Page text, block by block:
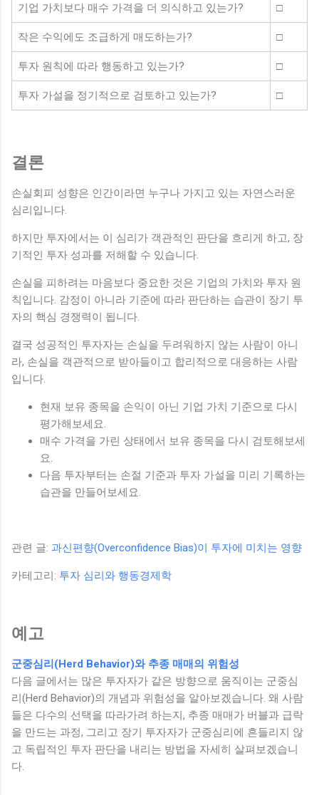
기업 가치보다 매수 가격을 더 의식하고 있는가? □
작은 수익에도 조급하게 매도하는가? □
투자 원칙에 따라 행동하고 있는가? □
투자 가설을 정기적으로 검토하고 있는가? □
결론
손실회피 성향은 인간이라면 누구나 가지고 있는 자연스러운
심리입니다.
하지만 투자에서는 이 심리가 객관적인 판단을 흐리게 하고, 장
기적인 투자 성과를 저해할 수 있습니다.
손실을 피하려는 마음보다 중요한 것은 기업의 가치와 투자 원
칙입니다. 감정이 아니라 기준에 따라 판단하는 습관이 장기 투
자의 핵심 경쟁력이 됩니다.
결국 성공적인 투자자는 손실을 두려워하지 않는 사람이 아니
라, 손실을 객관적으로 받아들이고 합리적으로 대응하는 사람
입니다.
현재 보유 종목을 손익이 아닌 기업 가치 기준으로 다시
평가해보세요.
매수 가격을 가린 상태에서 보유 종목을 다시 검토해보세
요.
다음 투자부터는 손절 기준과 투자 가설을 미리 기록하는
습관을 만들어보세요.
관련 글: 과신편향(Overconfidence Bias)이 투자에 미치는 영향
카테고리: 투자 심리와 행동경제학
예고
군중심리(Herd Behavior)와 추종 매매의 위험성
다음 글에서는 많은 투자자가 같은 방향으로 움직이는 군중심
리(Herd Behavior)의 개념과 위험성을 알아보겠습니다. 왜 사람
들은 다수의 선택을 따라가려 하는지, 추종 매매가 버블과 급락
을 만드는 과정, 그리고 장기 투자자가 군중심리에 흔들리지 않
고 독립적인 투자 판단을 내리는 방법을 자세히 살펴보겠습니
다.